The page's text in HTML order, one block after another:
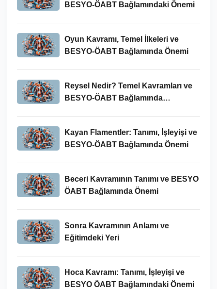
BESYO-ÖABT Bağlamındaki Önemi
Oyun Kavramı, Temel İlkeleri ve
BESYO-ÖABT Bağlamında Önemi
Reysel Nedir? Temel Kavramları ve
BESYO-ÖABT Bağlamında
Kayan Flamentler: Tanımı, İşleyişi ve
BESYO-ÖABT Bağlamında Önemi
Beceri Kavramının Tanımı ve BESYO
ÖABT Bağlamında Önemi
Sonra Kavramının Anlamı ve
Eğitimdeki Yeri
Hoca Kavramı: Tanımı, İşleyişi ve
BESYO ÖABT Bağlamındaki Önemi